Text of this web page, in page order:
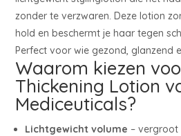
zonder te verzwaren. Deze lotion
hold en beschermt je haar tegen
Perfect voor wie gezond, glanzend
Waarom kiezen
Thickening Lotion
Mediceuticals?
Lichtgewicht volume –